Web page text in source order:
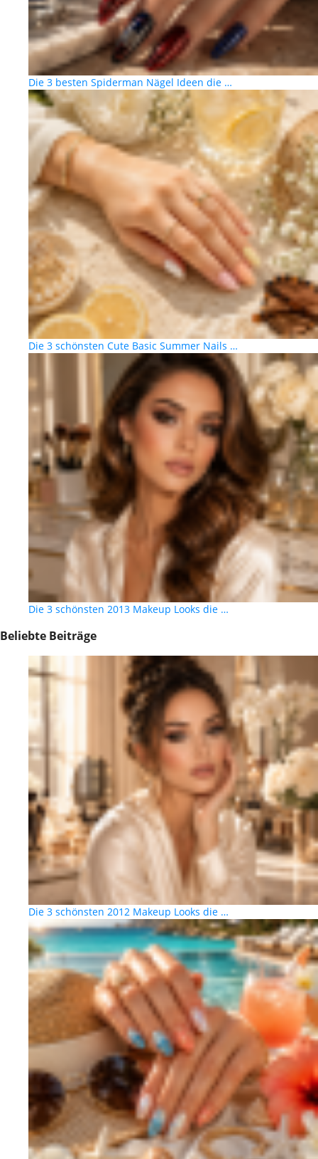
Die 3 besten Spiderman Nägel Ideen die …
Die 3 schönsten Cute Basic Summer Nails …
Die 3 schönsten 2013 Makeup Looks die …
Beliebte Beiträge
Die 3 schönsten 2012 Makeup Looks die …